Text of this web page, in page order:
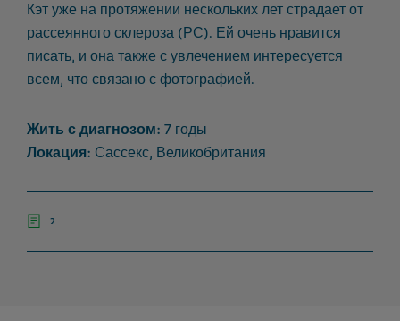
Кэт уже на протяжении нескольких лет страдает от
рассеянного склероза (РС). Ей очень нравится
писать, и она также с увлечением интересуется
всем, что связано с фотографией.
Жить с диагнозом: 7 годы
Локация: Сассекс, Великобритания
2